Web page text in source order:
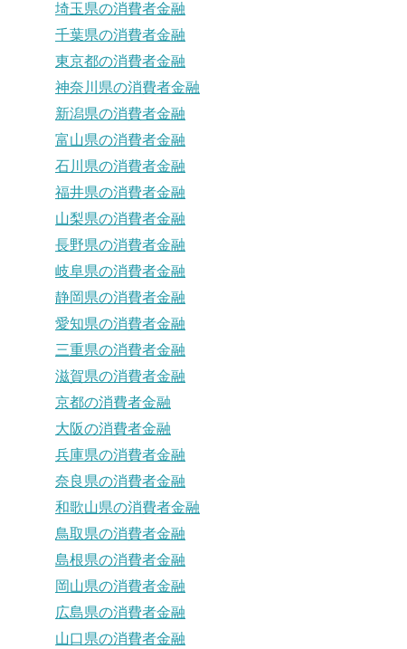
埼玉県の消費者金融
千葉県の消費者金融
東京都の消費者金融
神奈川県の消費者金融
新潟県の消費者金融
富山県の消費者金融
石川県の消費者金融
福井県の消費者金融
山梨県の消費者金融
長野県の消費者金融
岐阜県の消費者金融
静岡県の消費者金融
愛知県の消費者金融
三重県の消費者金融
滋賀県の消費者金融
京都の消費者金融
大阪の消費者金融
兵庫県の消費者金融
奈良県の消費者金融
和歌山県の消費者金融
鳥取県の消費者金融
島根県の消費者金融
岡山県の消費者金融
広島県の消費者金融
山口県の消費者金融